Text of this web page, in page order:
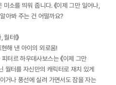
미소를 띄워 줍니다. 《이제 그만 일어나,
아봐 주는 건 어떨까요?
월터!》
해 낸 아이의 외로움!
터르 하우데사보스는 《이제 그만
월터를 자신만의 캐릭터로 재치 있게
거나 풍선에 실려 가면서도 잠을 자는